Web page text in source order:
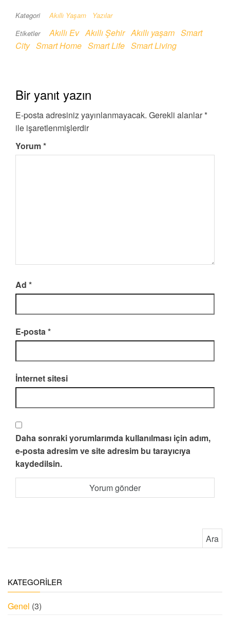
Kategori Akıllı Yaşam
Yazılar
Etiketler
Akıllı Ev Akıllı Şehir Akıllı yaşam Smart
City Smart Home Smart Life Smart Living
Bir yanıt yazın
E-posta adresiniz yayınlanmayacak. Gerekli alanlar *
ile işaretlenmişlerdir
Yorum*
Ad *
E-posta*
İnternet sitesi
Daha sonraki yorumlarımda kullanılması için adım,
e-posta adresim ve site adresim bu tarayıcıya
kaydedilsin.
KATEGORİLER
Genel (3)